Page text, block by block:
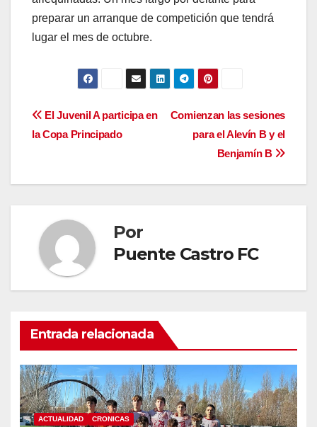
preparar un arranque de competición que tendrá
lugar el mes de octubre.
Navegación
de
entradas
Comienzan las sesiones
para el Alevín B y el
Benjamín B
El Juvenil A participa en
la Copa Principado
Por
Puente Castro FC
Entrada relacionada
ACTUALIDAD CRONICAS